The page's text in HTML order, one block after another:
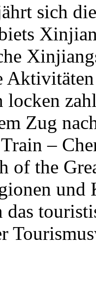
sich
locken
Zug
–
of the
das